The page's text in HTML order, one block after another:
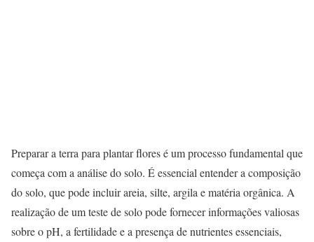
Preparar a terra para plantar flores é um processo fundamental que
começa com a análise do solo. É essencial entender a composição
do solo, que pode incluir areia, silte, argila e matéria orgânica. A
realização de um teste de solo pode fornecer informações valiosas
sobre o pH, a fertilidade e a presença de nutrientes essenciais,